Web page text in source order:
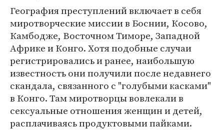
География преступлений включает в себя
миротворческие миссии в Боснии, Косово,
Камбодже, Восточном Тиморе, Западной
Африке и Конго. Хотя подобные случаи
регистрировались и ранее, наибольшую
известность они получили после недавнего
скандала, связанного с "голубыми касками"
в Конго. Там миротворцы вовлекали в
сексуальные отношения женщин и детей,
расплачиваясь продуктовыми пайками.